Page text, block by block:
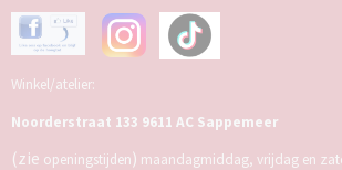
Winkel/atelier:
Noorderstraat 133 9611 AC Sappemeer
(zie openingstijden) maandagmiddag, vrijdag en